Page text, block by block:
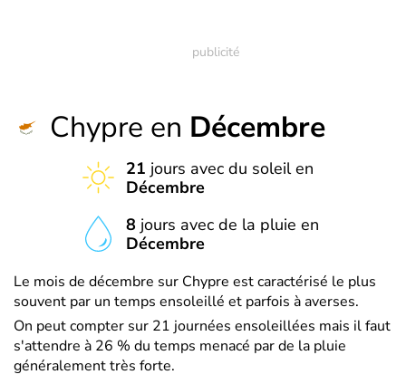
Chypre en Décembre
21 jours avec du soleil en
Décembre
8 jours avec de la pluie en
Décembre
Le mois de décembre sur Chypre est caractérisé le plus
souvent par un temps ensoleillé et parfois à averses.
On peut compter sur 21 journées ensoleillées mais il faut
s'attendre à 26 % du temps menacé par de la pluie
généralement très forte.